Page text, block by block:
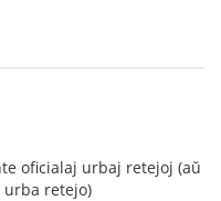
oficialaj urbaj retejoj (aŭ
urba retejo)